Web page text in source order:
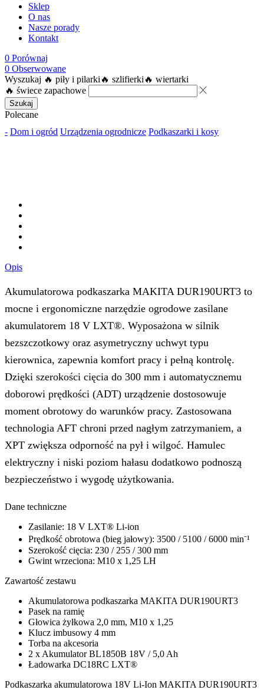
Sklep
O nas
Nasze porady
Kontakt
0 Porównaj
0 Obserwowane
Wyszukaj 🔥 piły i pilarki 🔥 szlifierki 🔥 wiertarki
🔥 świece zapachowe
Szukaj
Polecane
- Dom i ogród Urządzenia ogrodnicze Podkaszarki i kosy
Opis
Akumulatorowa podkaszarka MAKITA DUR190URT3 to
mocne i ergonomiczne narzędzie ogrodowe zasilane
akumulatorem 18 V LXT®. Wyposażona w silnik
bezszczotkowy oraz asymetryczny uchwyt typu
kierownica, zapewnia komfort pracy i pełną kontrolę.
Dzięki szerokości cięcia do 300 mm i automatycznemu
doborowi prędkości (ADT) urządzenie dostosowuje
moment obrotowy do warunków pracy. Zastosowana
technologia AFT chroni przed nagłym zatrzymaniem, a
XPT zwiększa odporność na pył i wilgoć. Hamulec
elektryczny i niski poziom hałasu dodatkowo podnoszą
bezpieczeństwo i wygodę użytkowania.
Dane techniczne
Zasilanie: 18 V LXT® Li-ion
Prędkość obrotowa (bieg jałowy): 3500 / 5100 / 6000 min⁻¹
Szerokość cięcia: 230 / 255 / 300 mm
Gwint wrzeciona: M10 x 1,25 LH
Zawartość zestawu
Akumulatorowa podkaszarka MAKITA DUR190URT3
Pasek na ramię
Głowica żyłkowa 2,0 mm, M10 x 1,25
Klucz imbusowy 4 mm
Torba na akcesoria
2 x Akumulator BL1850B 18V / 5,0 Ah
Ładowarka DC18RC LXT®
Podkaszarka akumulatorowa 18V Li-Ion MAKITA DUR190URT3